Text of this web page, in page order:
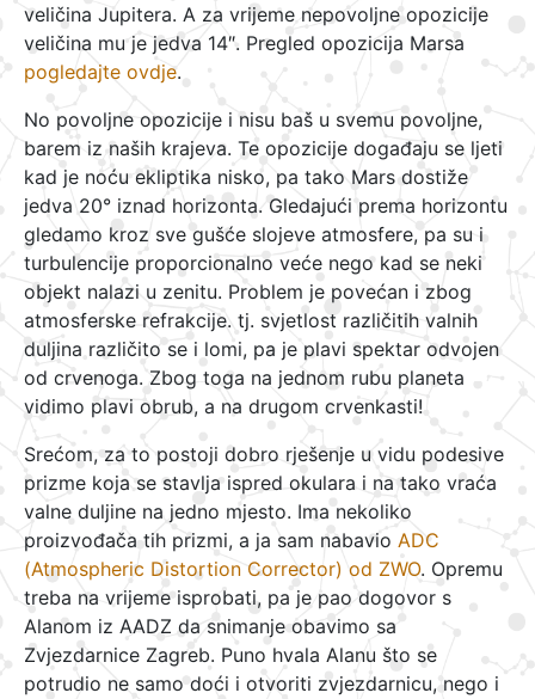
veličina Jupitera. A za vrijeme nepovoljne opozicije
veličina mu je jedva 14″. Pregled opozicija Marsa
pogledajte ovdje.
No povoljne opozicije i nisu baš u svemu povoljne,
barem iz naših krajeva. Te opozicije događaju se ljeti
kad je noću ekliptika nisko, pa tako Mars dostiže
jedva 20° iznad horizonta. Gledajući prema horizontu
gledamo kroz sve gušće slojeve atmosfere, pa su i
turbulencije proporcionalno veće nego kad se neki
objekt nalazi u zenitu. Problem je povećan i zbog
atmosferske refrakcije. tj. svjetlost različitih valnih
duljina različito se i lomi, pa je plavi spektar odvojen
od crvenoga. Zbog toga na jednom rubu planeta
vidimo plavi obrub, a na drugom crvenkasti!
Srećom, za to postoji dobro rješenje u vidu podesive
prizme koja se stavlja ispred okulara i na tako vraća
valne duljine na jedno mjesto. Ima nekoliko
proizvođača tih prizmi, a ja sam nabavio ADC
(Atmospheric Distortion Corrector) od ZWO. Opremu
treba na vrijeme isprobati, pa je pao dogovor s
Alanom iz AADZ da snimanje obavimo sa
Zvjezdarnice Zagreb. Puno hvala Alanu što se
potrudio ne samo doći i otvoriti zvjezdarnicu, nego i